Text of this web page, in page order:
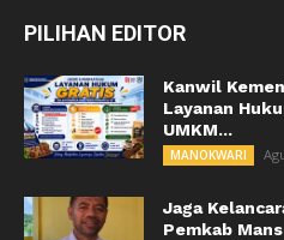
PILIHAN EDITOR
Kanwil
Layanan
UMKM...
MANOKWARI
Jaga
Pemkab